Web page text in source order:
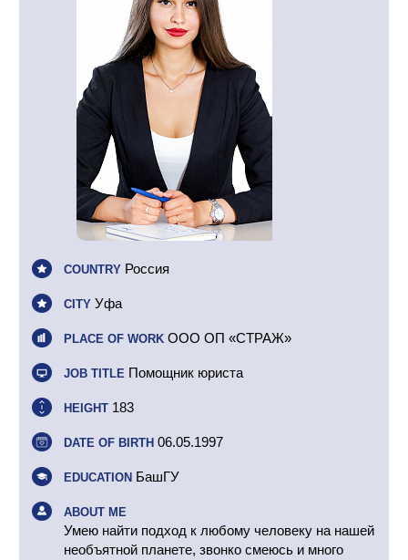
COUNTRY Россия
CITY Уфа
PLACE OF WORK ООО ОП «СТРАЖ»
JOB TITLE Помощник юриста
HEIGHT 183
DATE OF BIRTH 06.05.1997
EDUCATION БашГУ
ABOUT ME
Умею найти подход к любому человеку на нашей
необъятной планете, звонко смеюсь и много